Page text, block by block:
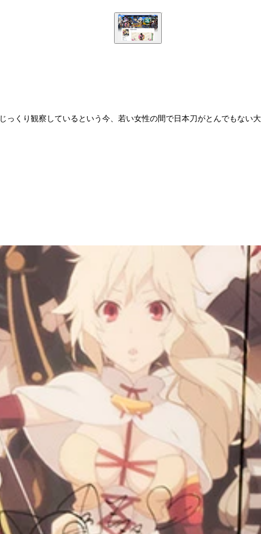
刀身）をじっくり観察しているという
とか
ＯＮＬＩＮＥ－」
くり観察しているという今、若い女性の間で日本刀がとんでもない大